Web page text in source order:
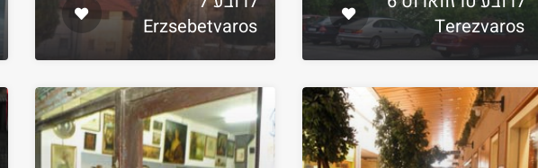
Terezvaros
Erzsebetvaros